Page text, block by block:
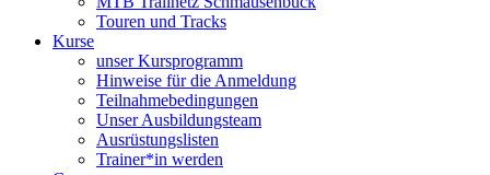
Touren und Tracks
Kurse
unser Kursprogramm
Hinweise für die Anmeldung
Teilnahmebedingungen
Unser Ausbildungsteam
Ausrüstungslisten
Trainer*in werden